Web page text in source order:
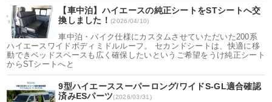
【車中泊】ハイエースの純正シートをSTシートへ交
換しました！(2026/04/10)
車中泊・バイク仕様にカスタムさせていただいた200系
ハイエースワイドボディミドルルーフ。 セカンドシートは、快適に移
動できベッドスペースも広く確保したいというご希望をうけ純正シート
からSTシートへと
9型ハイエーススーパーロング/ワイドS-GL適合確認
済みESパーツ(2026/03/31)